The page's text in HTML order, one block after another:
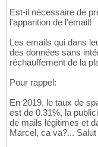
Est-il nécessaire de
l'apparition de l'email!
Les emails qui dans
des données sans
réchauffement de la
Pour rappel:
En 2019, le taux de
est de 0.31%, la
de mails légitimes et
Marcel, ca va?...